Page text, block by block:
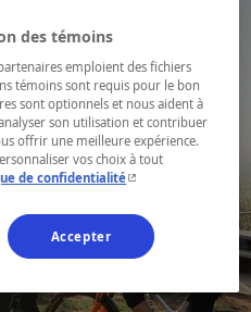
des témoins
emploient des fichiers
témoins sont requis pour le bon
sont optionnels et nous aident à
son utilisation et contribuer
offrir une meilleure expérience.
vos choix à tout
de confidentialité- Cet hyperlien
Accepter